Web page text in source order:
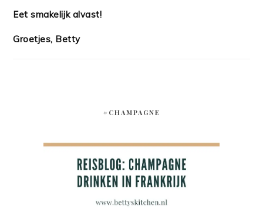
Eet smakelijk alvast!
Groetjes, Betty
#CHAMPAGNE